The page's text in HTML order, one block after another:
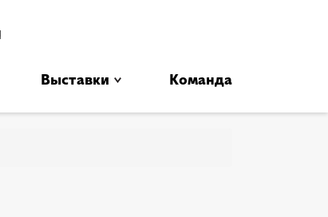
Выставки Команда